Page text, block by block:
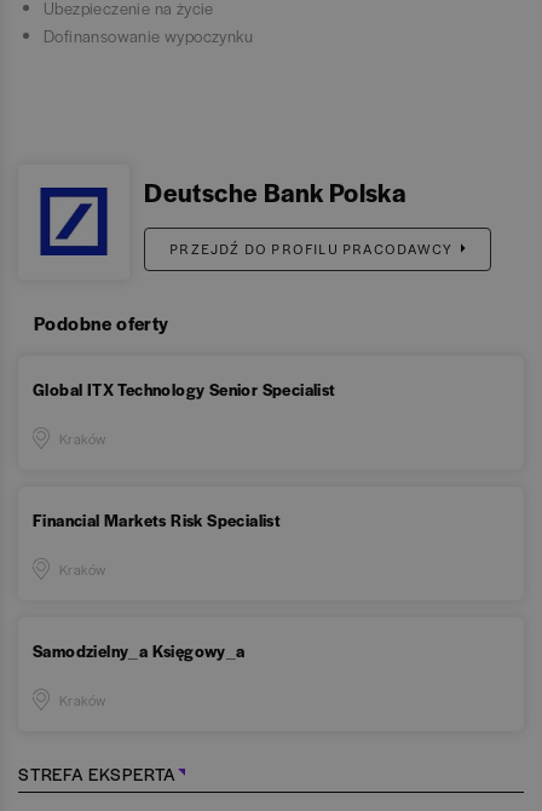
Ubezpieczenie na życie
Dofinansowanie wypoczynku
Deutsche Bank Polska
PRZEJDŹ DO PROFILU PRACODAWCY
Podobne oferty
Global ITX Technology Senior Specialist
Kraków
Financial Markets Risk Specialist
Kraków
Samodzielny_a Księgowy_a
Kraków
STREFA EKSPERTA